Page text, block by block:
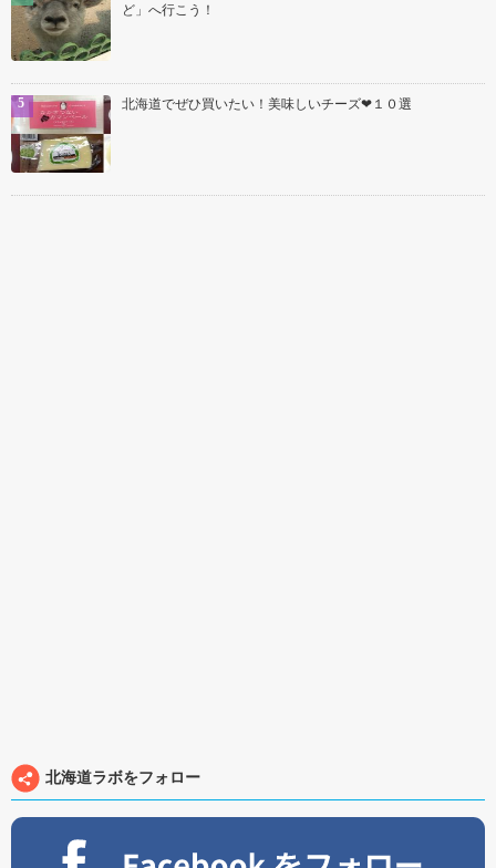
ど」へ行こう！
北海道でぜひ買いたい！美味しいチーズ❤１０選
北海道ラボをフォロー